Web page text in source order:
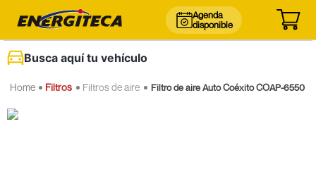
Agenda
disponible
Busca aquí tu vehículo
Filtros Filtros de aire Filtro de aire Auto Coéxito COAP-6550